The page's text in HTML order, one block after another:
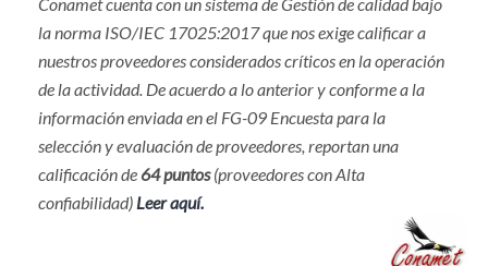
la norma ISO/IEC 17025:2017 que nos exige calificar a
nuestros proveedores considerados críticos en la operación
de la actividad. De acuerdo a lo anterior y conforme a la
información enviada en el FG-09 Encuesta para la
selección y evaluación de proveedores, reportan una
calificación de64 puntos(proveedores con Alta
confiabilidad) Leer aquí.